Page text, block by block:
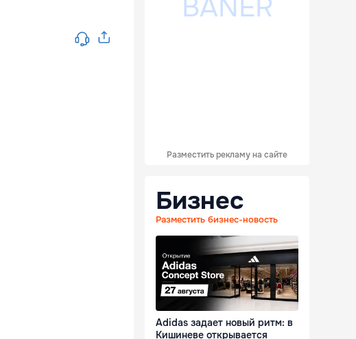
Разместить рекламу на сайте
Бизнес
Разместить бизнес-новость
Adidas задает новый ритм: в
Кишиневе открывается